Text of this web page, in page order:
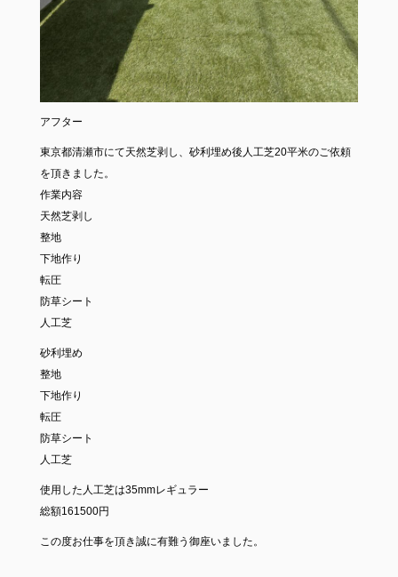
アフター
東京都清瀬市にて天然芝剥し、砂利埋め後人工芝20平米のご依頼
を頂きました。
作業内容
天然芝剥し
整地
下地作り
転圧
防草シート
人工芝
砂利埋め
整地
下地作り
転圧
防草シート
人工芝
使用した人工芝は35mmレギュラー
総額161500円
この度お仕事を頂き誠に有難う御座いました。